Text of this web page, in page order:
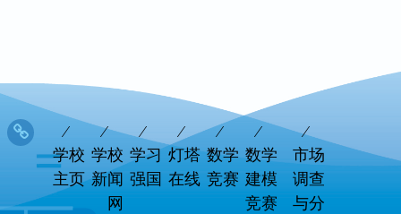
学校
主页
学校
新闻
网
学习
强国
灯塔
在线
数学
竞赛
数学
建模
竞赛
市场
调查
与分